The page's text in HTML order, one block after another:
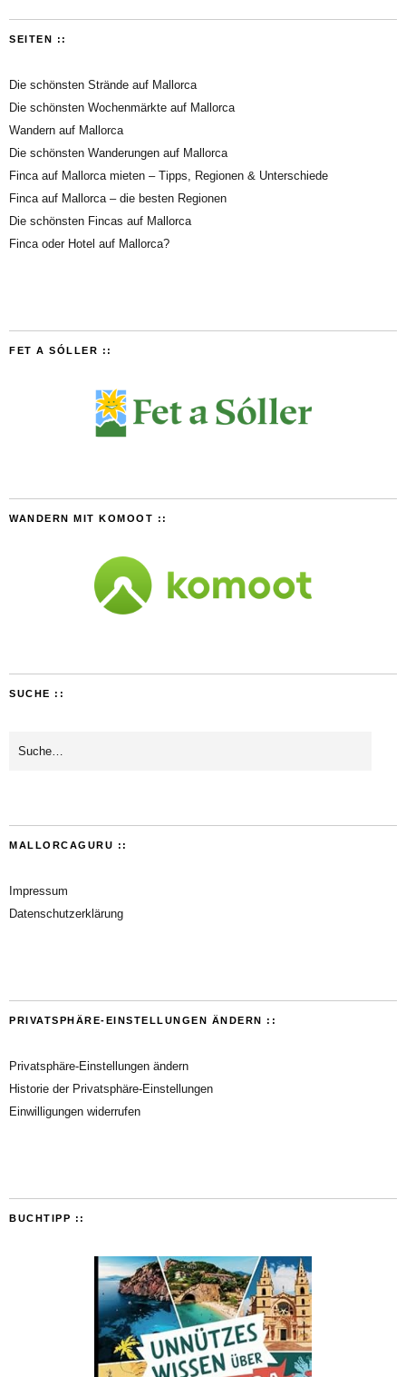
SEITEN ::
Die schönsten Strände auf Mallorca
Die schönsten Wochenmärkte auf Mallorca
Wandern auf Mallorca
Die schönsten Wanderungen auf Mallorca
Finca auf Mallorca mieten – Tipps, Regionen & Unterschiede
Finca auf Mallorca – die besten Regionen
Die schönsten Fincas auf Mallorca
Finca oder Hotel auf Mallorca?
FET A SÓLLER ::
WANDERN MIT KOMOOT ::
SUCHE ::
MALLORCAGURU ::
Impressum
Datenschutzerklärung
PRIVATSPHÄRE-EINSTELLUNGEN ÄNDERN ::
Privatsphäre-Einstellungen ändern
Historie der Privatsphäre-Einstellungen
Einwilligungen widerrufen
BUCHTIPP ::